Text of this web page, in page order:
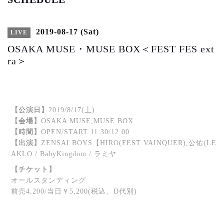
LIVE 2019-08-17 (Sat)
OSAKA MUSE・MUSE BOX＜FEST FES ext
ra＞
【公演日】 2019/8/17(土)
【会場】 OSAKA MUSE,MUSE BOX
【時間】 OPEN/START 11:30/12:00
【出演】 ZENSAI BOYS【HIRO(FEST VAINQUER),公佑
AKLO / BabyKingdom / ラミヤ
【チケット】
オールスタンディング
前売4,200/当日￥5,200(税込、D代別)